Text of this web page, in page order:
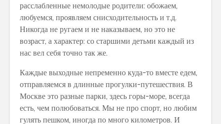
расслабленные немолодые родители: обожаем,
любуемся, проявляем снисходительность и т.д.
Никогда не ругаем и не наказываем, но это не
возраст, а характер: со старшими детьми каждый из
нас вел себя точно так же.
Каждые выходные непременно куда-то вместе едем,
отправляемся в длинные прогулки-путешествия. В
Москве это разные парки, здесь горы-море, всегда
есть, чем полюбоваться. Мы не про спорт, но любим
гулять пешком, иногда по много километров. И